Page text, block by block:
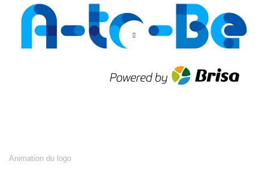
Animation du logo